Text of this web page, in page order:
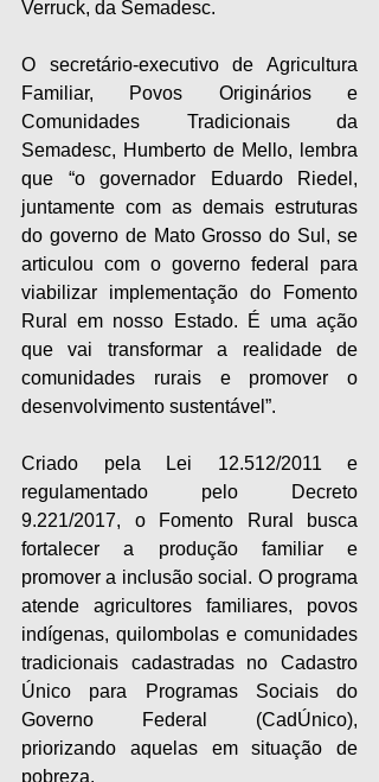
Verruck, da Semadesc.
O secretário-executivo de Agricultura
Familiar, Povos Originários e
Comunidades Tradicionais da
Semadesc, Humberto de Mello, lembra
que “o governador Eduardo Riedel,
juntamente com as demais estruturas
do governo de Mato Grosso do Sul, se
articulou com o governo federal para
viabilizar implementação do Fomento
Rural em nosso Estado. É uma ação
que vai transformar a realidade de
comunidades rurais e promover o
desenvolvimento sustentável”.
Criado pela Lei 12.512/2011 e
regulamentado pelo Decreto
9.221/2017, o Fomento Rural busca
fortalecer a produção familiar e
promover a inclusão social. O programa
atende agricultores familiares, povos
indígenas, quilombolas e comunidades
tradicionais cadastradas no Cadastro
Único para Programas Sociais do
Governo Federal (CadÚnico),
priorizando aquelas em situação de
pobreza.